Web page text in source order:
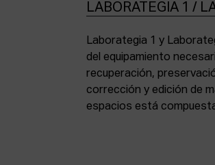
LABORATEGIA 1 /
Laborategia 1 y
del equipamiento
recuperación,
corrección y edición de
espacios está
copiadora de contacto
para etalonaje de copias